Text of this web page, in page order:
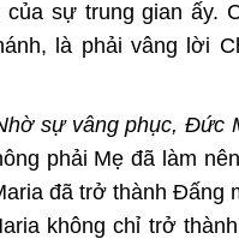
sự trung gian ấy.
là phải vâng lời
sự vâng phục, Đức
phải Mẹ đã làm
đã trở thành Đấng
không chỉ trở